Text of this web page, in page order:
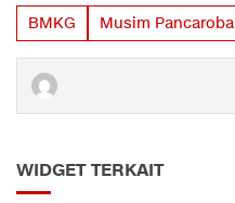
BMKG Musim Pancaroba
WIDGET TERKAIT